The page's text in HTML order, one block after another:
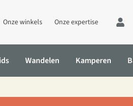
Onze winkels Onze expertise
Wandelen Kamperen